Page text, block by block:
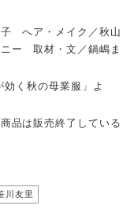
へア・メイク／秋山
ー 取材・文／鍋嶋ま
く秋の母業服」よ
品は販売終了している
川友里